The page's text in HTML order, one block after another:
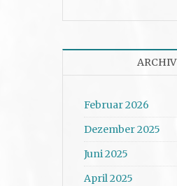
ARCHIV
Februar 2026
Dezember 2025
Juni 2025
April 2025